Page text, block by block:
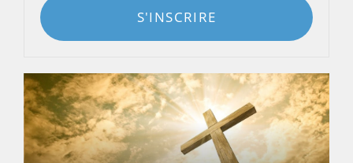
S'INSCRIRE